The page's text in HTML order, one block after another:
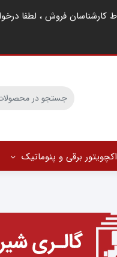
اکچویتور برقی و پنوماتیک